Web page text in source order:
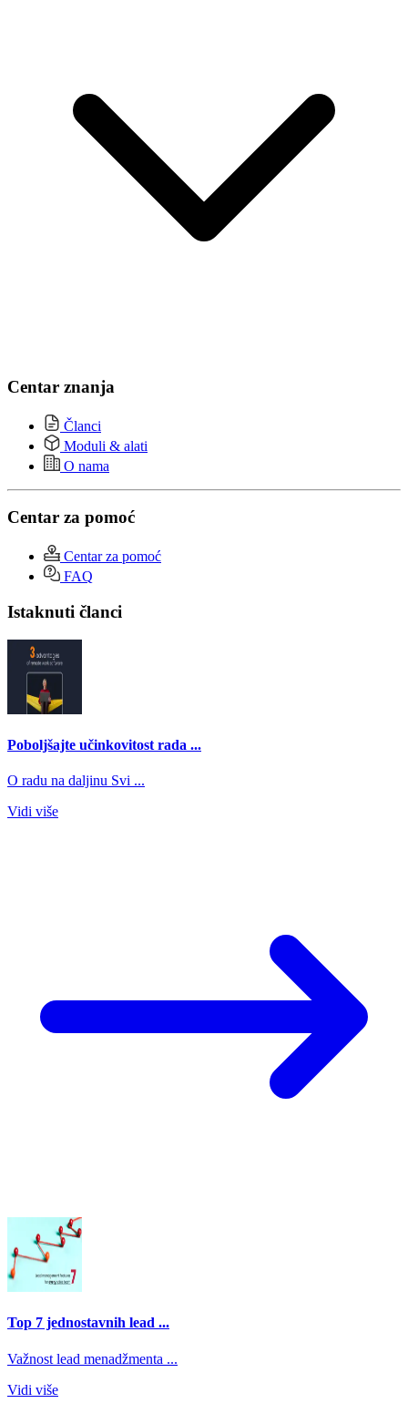
Centar znanja
Članci
Moduli & alati
O nama
Centar za pomoć
Centar za pomoć
FAQ
Istaknuti članci
Poboljšajte učinkovitost rada ...
O radu na daljinu Svi ...
Vidi više
Top 7 jednostavnih lead ...
Važnost lead menadžmenta ...
Vidi više